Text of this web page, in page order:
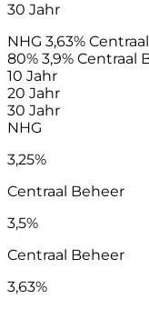
30 Jahr
NHG 3,63%
80% 3,9% Centraal
10 Jahr
20 Jahr
30 Jahr
NHG
3,25%
Centraal Beheer
3,5%
Centraal Beheer
3,63%